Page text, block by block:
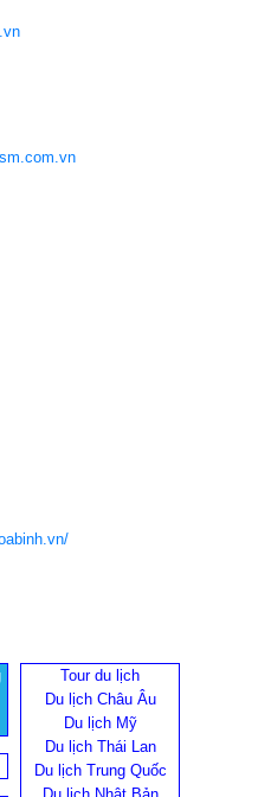
Tour du lịch
Du lịch Châu Âu
Du lịch Mỹ
Du lịch Thái Lan
Du lịch Trung Quốc